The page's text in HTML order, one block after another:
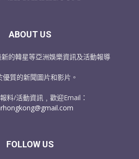
ABOUT US
的韓星等亞洲娛樂資訊及活動報導
優質的新聞圖片和影片。
料/活動資訊﹐歡迎Email：
FOLLOW US